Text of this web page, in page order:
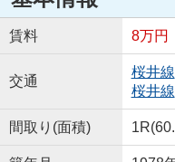
賃料 8万円
交通
桜井線
桜井線
間取り(面積)